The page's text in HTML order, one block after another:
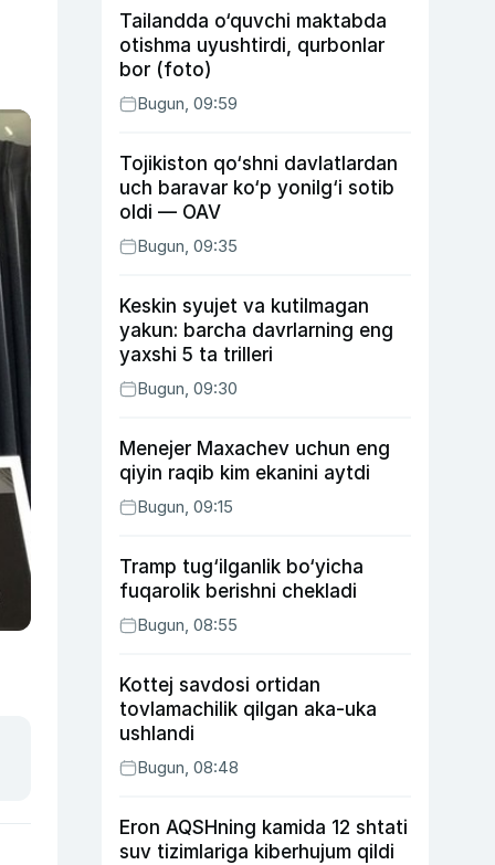
Tailandda o‘quvchi maktabda
otishma uyushtirdi, qurbonlar
bor (foto)
Bugun, 09:59
Tojikiston qo‘shni davlatlardan
uch baravar ko‘p yonilg‘i sotib
oldi — OAV
Bugun, 09:35
Keskin syujet va kutilmagan
yakun: barcha davrlarning eng
yaxshi 5 ta trilleri
Bugun, 09:30
Menejer Maxachev uchun eng
qiyin raqib kim ekanini aytdi
Bugun, 09:15
Tramp tug‘ilganlik bo‘yicha
fuqarolik berishni chekladi
Bugun, 08:55
Kottej savdosi ortidan
tovlamachilik qilgan aka-uka
ushlandi
Bugun, 08:48
Eron AQSHning kamida 12 shtati
suv tizimlariga kiberhujum qildi